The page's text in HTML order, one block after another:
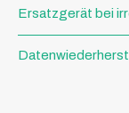
Ersatzgerät bei